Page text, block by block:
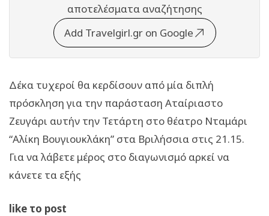
αποτελέσματα αναζήτησης
Add Travelgirl.gr on Google
Δέκα τυχεροί θα κερδίσουν από μία διπλή
πρόσκληση για την παράσταση Αταίριαστο
Ζευγάρι αυτήν την Τετάρτη στο θέατρο Νταμάρι
“Αλίκη Βουγιουκλάκη” στα Βριλήσσια στις 21.15.
Για να λάβετε μέρος στο διαγωνισμό αρκεί να
κάνετε τα εξής
like το post